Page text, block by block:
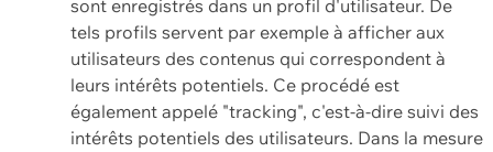
sont enregistrés dans un profil d'utilisateur. De
tels profils servent par exemple à afficher aux
utilisateurs des contenus qui correspondent à
leurs intérêts potentiels. Ce procédé est
également appelé "tracking", c'est-à-dire suivi des
intérêts potentiels des utilisateurs. Dans la mesure